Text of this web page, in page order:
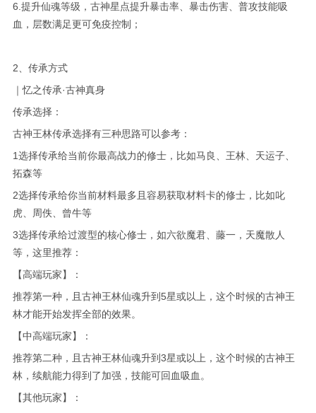
6.提升仙魂等级，古神星点提升暴击率、暴击伤害、普攻技能吸
血，层数满足更可免疫控制；
2、传承方式
｜忆之传承·古神真身
传承选择：
古神王林传承选择有三种思路可以参考：
1选择传承给当前你最高战力的修士，比如马良、王林、天运子、
拓森等
2选择传承给你当前材料最多且容易获取材料卡的修士，比如叱
虎、周佚、曾牛等
3选择传承给过渡型的核心修士，如六欲魔君、藤一，天魔散人
等，这里推荐：
【高端玩家】：
推荐第一种，且古神王林仙魂升到5星或以上，这个时候的古神王
林才能开始发挥全部的效果。
【中高端玩家】：
推荐第二种，且古神王林仙魂升到3星或以上，这个时候的古神王
林，续航能力得到了加强，技能可回血吸血。
【其他玩家】：